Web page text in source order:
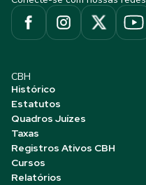
CBH
Histórico
Estatutos
Quadros Juízes
Taxas
Registros Ativos CBH
Cursos
Relatórios